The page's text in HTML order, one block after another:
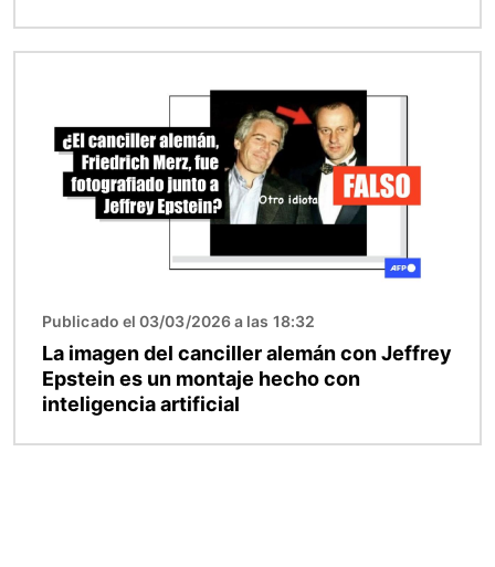
Publicado el 03/03/2026 a las 18:32
La imagen del canciller alemán con Jeffrey
Epstein es un montaje hecho con
inteligencia artificial